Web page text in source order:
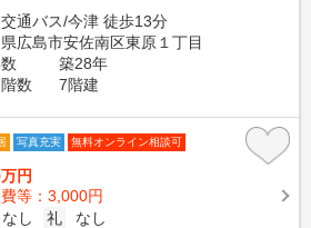
通バス/今津 徒歩13分
広島市安佐南区東原１丁目
築28年
数
7階建
写真充実 無料オンライン相談可
万円
等：3,000円
なし 礼
なし